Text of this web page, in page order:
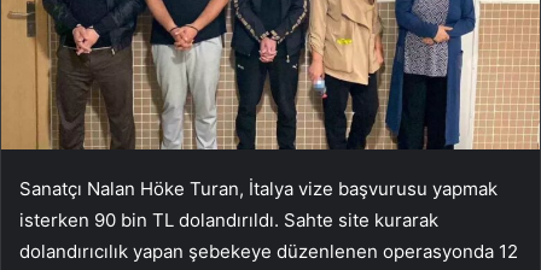
Sanatçı Nalan Höke Turan, İtalya vize başvurusu yapmak
isterken 90 bin TL dolandırıldı. Sahte site kurarak
dolandırıcılık yapan şebekeye düzenlenen operasyonda 12